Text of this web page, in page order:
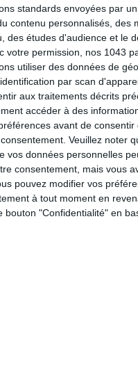
standards envoyées par
contenu personnalisés, des
des études d'audience et le
votre permission, nos 1043
utiliser des données de
par scan
aux traitements décrits
accéder à des
avant de
Veuillez noter
vos données personnelles
consentement, mais vous
pouvez modifier vos
à tout moment en
bouton "Confidentialité" en
SALADE DE HARICOTS VERTS